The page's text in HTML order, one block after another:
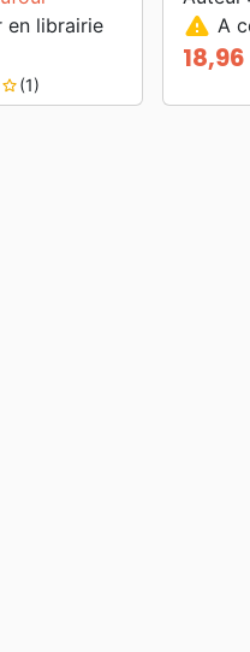
en librairie
star_border(1)
warning A
Prix